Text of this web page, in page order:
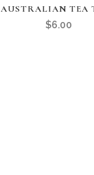
AUSTRALIAN TEA
$6.00